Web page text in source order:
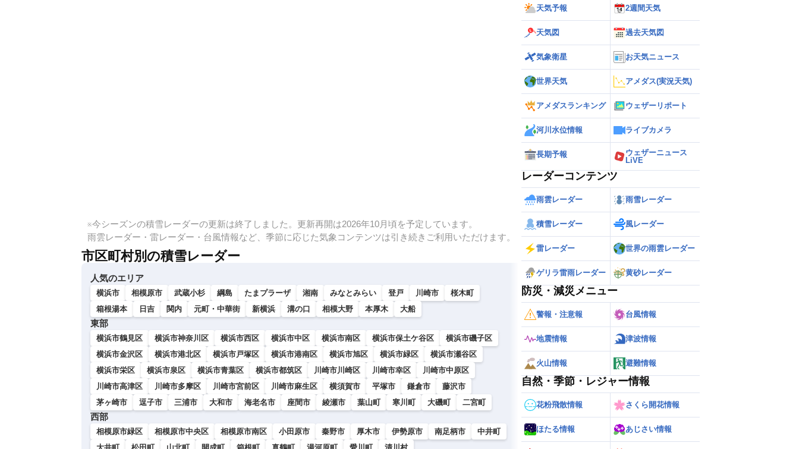
※今シーズンの積雪レーダーの更新は終了しました。更新再開は2026年10月頃を予定しています。
雨雲レーダー・雷レーダー・台風情報など、季節に応じた気象コンテンツは引き続きご利用いただけます。
市区町村別の積雪レーダー
人気のエリア
横浜市 相模原市 武蔵小杉 綱島 たまプラーザ 湘南 みなとみらい 登戸 川崎市
桜木町
箱根湯本
日吉 関内 元町・中華街 新横浜 溝の口 相模大野 本厚木 大船
東部
横浜市鶴見区 横浜市神奈川区 横浜市西区 横浜市中区 横浜市南区 横浜市保土ケ谷区
横浜市磯子区
横浜市金沢区
横浜市港北区 横浜市戸塚区 横浜市港南区 横浜市旭区 横浜市緑区
横浜市瀬谷区
横浜市栄区
横浜市泉区 横浜市青葉区 横浜市都筑区 川崎市川崎区 川崎市幸区
川崎市中原区
川崎市高津区
川崎市多摩区 川崎市宮前区 川崎市麻生区 横須賀市 平塚市 鎌倉市
藤沢市
茅ヶ崎市
逗子市 三浦市 大和市 海老名市 座間市 綾瀬市 葉山町 寒川町 大磯町 二宮町
西部
相模原市緑区 相模原市中央区 相模原市南区 小田原市 秦野市 厚木市 伊勢原市 南足柄市
中井町
天気予報 2週間天気
天気図 過去天気図
気象衛星 お天気ニュース
世界天気 アメダス(実況天気)
アメダスランキング ウェザーリポート
河川水位情報 ライブカメラ
長期予報
ウェザーニュース
LiVE
レーダーコンテンツ
雨雲レーダー 雨雪レーダー
積雪レーダー 風レーダー
雷レーダー 世界の雨雲レーダー
ゲリラ雷雨レーダー 黄砂レーダー
防災・減災メニュー
警報・注意報 台風情報
地震情報 津波情報
火山情報 避難情報
自然・季節・レジャー情報
花粉飛散情報 さくら開花情報
ほたる情報 あじさい情報